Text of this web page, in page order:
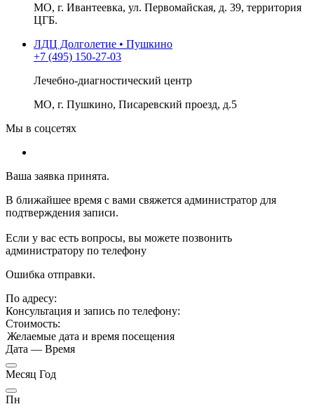
МО, г. Ивантеевка, ул. Первомайская, д. 39, территория
ЦГБ.
ЛДЦ Долголетие • Пушкино
+7 (495) 150-27-03
Лечебно-диагностический центр
МО, г. Пушкино, Писаревский проезд, д.5
Мы в соцсетях
Ваша заявка принята.
В ближайшее время с вами свяжется администратор для
подтверждения записи.
Если у вас есть вопросы, вы можете позвонить
администратору по телефону
Ошибка отправки.
По адресу:
Консультация и запись по телефону:
Стоимость:
Желаемые дата и время посещения
Дата — Время
Месяц Год
Пн